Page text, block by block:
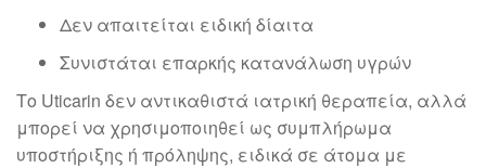
Δεν απαιτείται ειδική δίαιτα
Συνιστάται επαρκής κατανάλωση υγρών
Το Uticarin δεν αντικαθιστά ιατρική θεραπεία, αλλά
μπορεί να χρησιμοποιηθεί ως συμπλήρωμα
υποστήριξης ή πρόληψης, ειδικά σε άτομα με